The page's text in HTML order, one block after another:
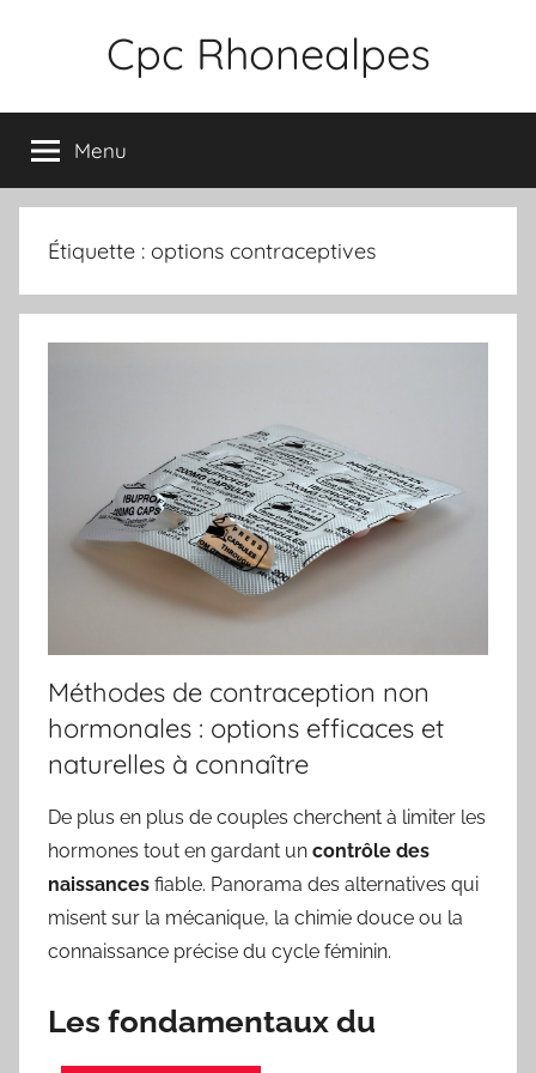
Cpc Rhonealpes
Menu
Étiquette : options contraceptives
Méthodes de contraception non
hormonales : options efficaces et
naturelles à connaître
De plus en plus de couples cherchent à limiter les
hormones tout en gardant un contrôle des
naissances fiable. Panorama des alternatives qui
misent sur la mécanique, la chimie douce ou la
connaissance précise du cycle féminin.
Les fondamentaux du